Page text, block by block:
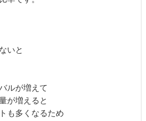
いと
ルが増えて
が増えると
も多くなるため